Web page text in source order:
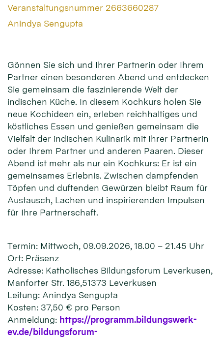
Art bzw. Nummer:
Veranstaltungsnummer 2663660287
Von:
Anindya Sengupta
Gönnen Sie sich und Ihrer Partnerin oder Ihrem
Partner einen besonderen Abend und entdecken
Sie gemeinsam die faszinierende Welt der
indischen Küche. In diesem Kochkurs holen Sie
neue Kochideen ein, erleben reichhaltiges und
köstliches Essen und genießen gemeinsam die
Vielfalt der indischen Kulinarik mit Ihrer Partnerin
oder Ihrem Partner und anderen Paaren. Dieser
Abend ist mehr als nur ein Kochkurs: Er ist ein
gemeinsames Erlebnis. Zwischen dampfenden
Töpfen und duftenden Gewürzen bleibt Raum für
Austausch, Lachen und inspirierenden Impulsen
für Ihre Partnerschaft.
Termin: Mittwoch, 09.09.2026, 18.00 – 21.45 Uhr
Ort: Präsenz
Adresse: Katholisches Bildungsforum Leverkusen,
Manforter Str. 186,51373 Leverkusen
Leitung: Anindya Sengupta
Kosten: 37,50 € pro Person
Anmeldung: https://programm.bildungswerk-
ev.de/bildungsforum-